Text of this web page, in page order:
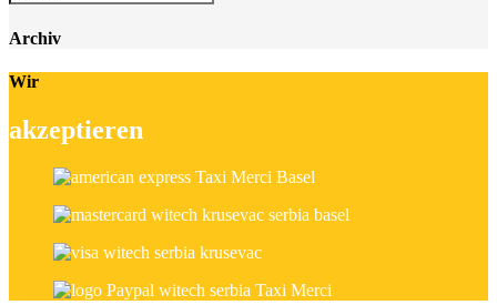
Archiv
Wir
akzeptieren